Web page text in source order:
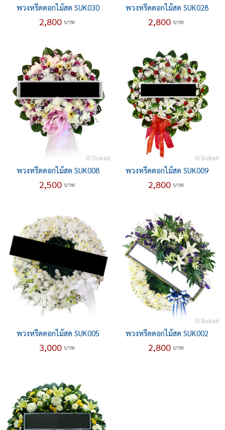
พวงหรีดดอกไม้สด SUK030
2,800 บาท
พวงหรีดดอกไม้สด SUK028
2,800 บาท
พวงหรีดดอกไม้สด SUK008
2,500 บาท
พวงหรีดดอกไม้สด SUK009
2,800 บาท
พวงหรีดดอกไม้สด SUK005
3,000 บาท
พวงหรีดดอกไม้สด SUK002
2,800 บาท